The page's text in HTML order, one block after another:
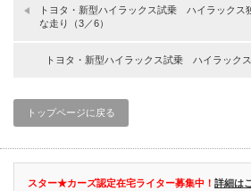
トヨタ・新型ハイラックス試乗 ハイラックス
な走り（3／6）
トヨタ・新型ハイラックス試乗 ハイラックス
トップページに戻る
スター★カーズ認定在宅ライター募集中！ 詳細は